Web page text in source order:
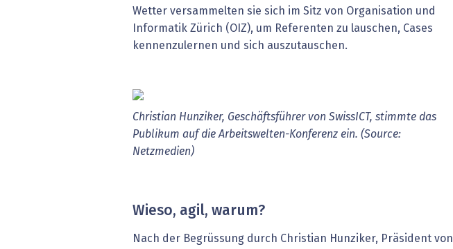
Wetter versammelten sie sich im Sitz von Organisation und
Informatik Zürich (OIZ), um Referenten zu lauschen, Cases
kennenzulernen und sich auszutauschen.
Christian Hunziker, Geschäftsführer von SwissICT, stimmte das
Publikum auf die Arbeitswelten-Konferenz ein. (Source:
Netzmedien)
Wieso, agil, warum?
Nach der Begrüssung durch Christian Hunziker, Präsident von